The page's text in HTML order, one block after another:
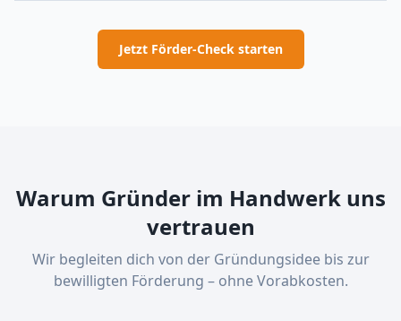
Jetzt Förder-Check starten
Warum Gründer im Handwerk uns
vertrauen
Wir begleiten dich von der Gründungsidee bis zur
bewilligten Förderung – ohne Vorabkosten.